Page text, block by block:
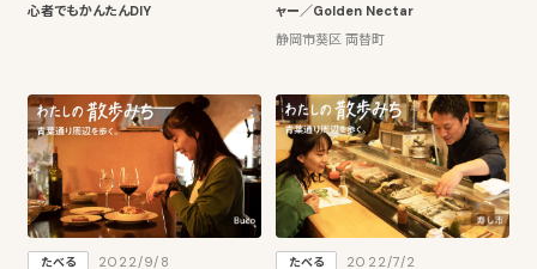
心者でもかんたんDIY
ャー／Golden Nectar
静岡市葵区 両替町
たべる
2022/9/8
たべる
2022/7/2